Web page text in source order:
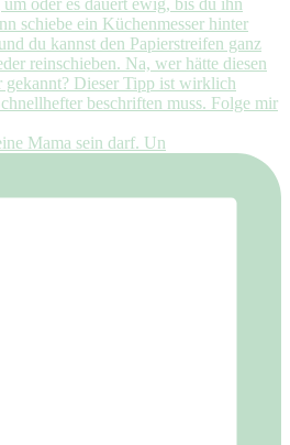
Mama sein darf. Un